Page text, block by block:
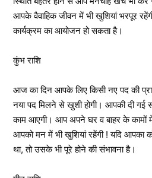
आपके वैवाहिक जीवन में भी खुशियां भरपूर
कार्यक्रम का आयोजन हो सकता है।
कुंभ राशि
आज का दिन आपके लिए किसी नए पद की
नया पद मिलने से खुशी होगी। आपकी दी गई
काम आएगी। आप अपने घर व बाहर के
आपको मन में भी खुशियां रहेंगी ! यदि
था, तो उसके भी पूरे होने की संभावना है।